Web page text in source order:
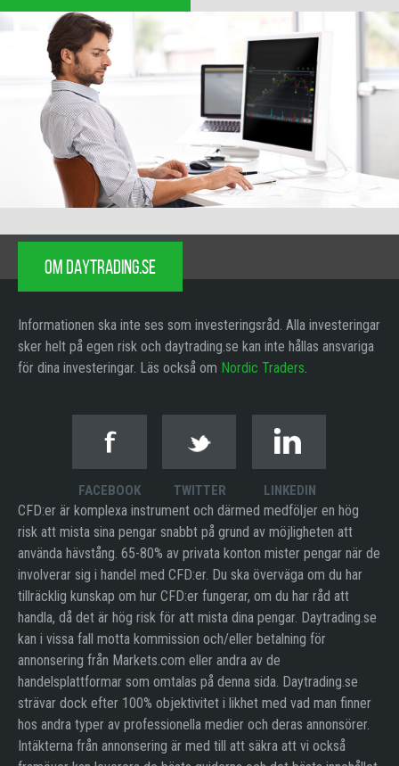
OM DAYTRADING.SE
Informationen ska inte ses som investeringsråd. Alla investeringar
sker helt på egen risk och daytrading.se kan inte hållas ansvariga
för dina investeringar. Läs också om Nordic Traders.
FACEBOOK TWITTER LINKEDIN
CFD:er är komplexa instrument och därmed medföljer en hög
risk att mista sina pengar snabbt på grund av möjligheten att
använda hävstång. 65-80% av privata konton mister pengar när de
involverar sig i handel med CFD:er. Du ska överväga om du har
tillräcklig kunskap om hur CFD:er fungerar, om du har råd att
handla, då det är hög risk för att mista dina pengar. Daytrading.se
kan i vissa fall motta kommission och/eller betalning för
annonsering från Markets.com eller andra av de
handelsplattformar som omtalas på denna sida. Daytrading.se
strävar dock efter 100% objektivitet i likhet med vad man finner
hos andra typer av professionella medier och deras annonsörer.
Intäkterna från annonsering är med till att säkra att vi också